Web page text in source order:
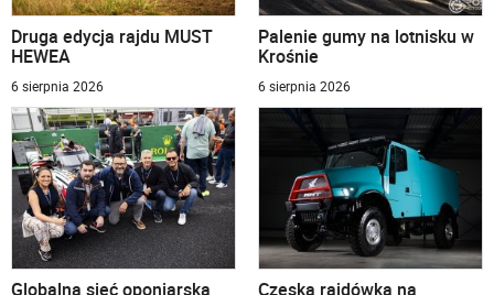
Druga edycja rajdu MUST
HEWEA
6 sierpnia 2026
Palenie gumy na lotnisku w
Krośnie
6 sierpnia 2026